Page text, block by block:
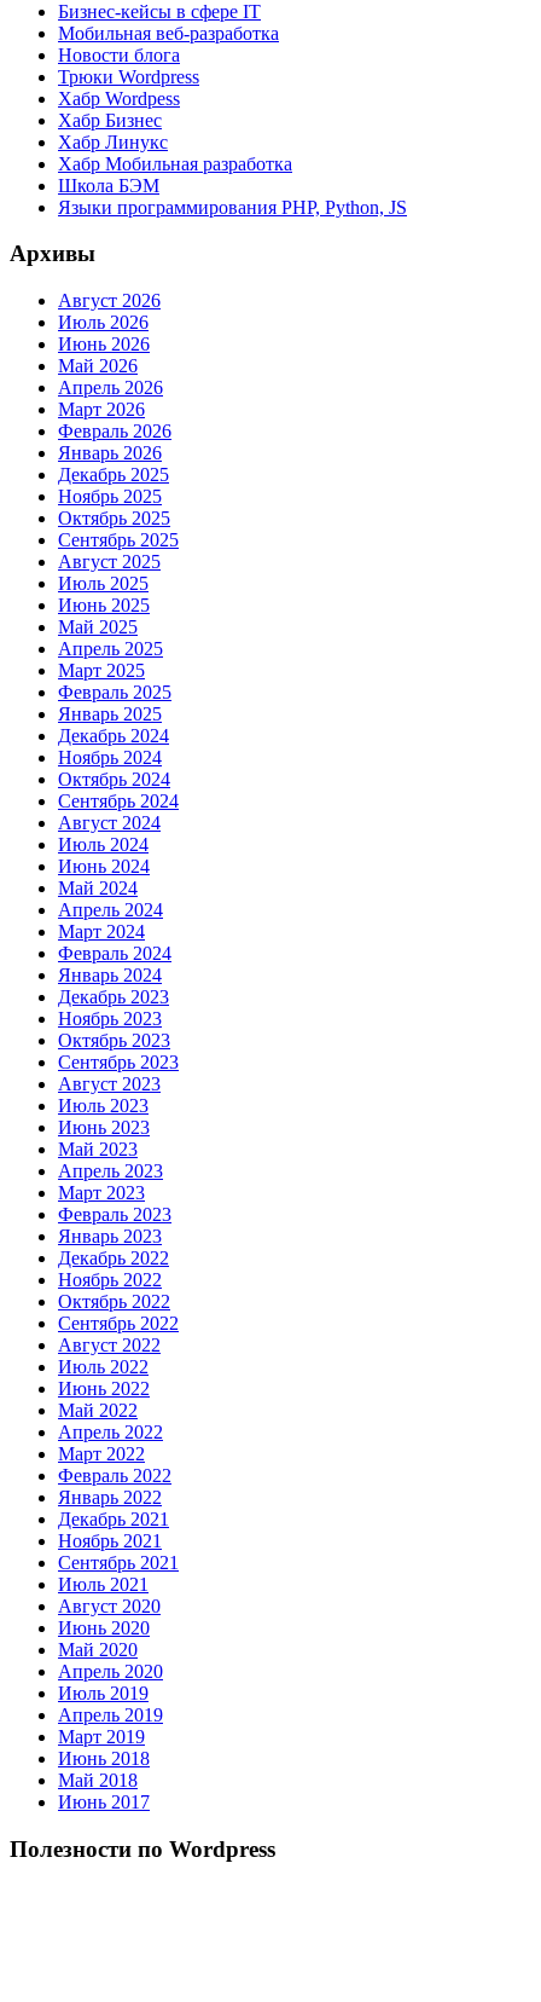
Бизнес-кейсы в сфере IT
Мобильная веб-разработка
Новости блога
Трюки Wordpress
Хабр Wordpess
Хабр Бизнес
Хабр Линукс
Хабр Мобильная разработка
Школа БЭМ
Языки программирования PHP, Python, JS
Архивы
Август 2026
Июль 2026
Июнь 2026
Май 2026
Апрель 2026
Март 2026
Февраль 2026
Январь 2026
Декабрь 2025
Ноябрь 2025
Октябрь 2025
Сентябрь 2025
Август 2025
Июль 2025
Июнь 2025
Май 2025
Апрель 2025
Март 2025
Февраль 2025
Январь 2025
Декабрь 2024
Ноябрь 2024
Октябрь 2024
Сентябрь 2024
Август 2024
Июль 2024
Июнь 2024
Май 2024
Апрель 2024
Март 2024
Февраль 2024
Январь 2024
Декабрь 2023
Ноябрь 2023
Октябрь 2023
Сентябрь 2023
Август 2023
Июль 2023
Июнь 2023
Май 2023
Апрель 2023
Март 2023
Февраль 2023
Январь 2023
Декабрь 2022
Ноябрь 2022
Октябрь 2022
Сентябрь 2022
Август 2022
Июль 2022
Июнь 2022
Май 2022
Апрель 2022
Март 2022
Февраль 2022
Январь 2022
Декабрь 2021
Ноябрь 2021
Сентябрь 2021
Июль 2021
Август 2020
Июнь 2020
Май 2020
Апрель 2020
Июль 2019
Апрель 2019
Март 2019
Июнь 2018
Май 2018
Июнь 2017
Полезности по Wordpress